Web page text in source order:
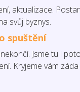
aktualizace.
svůj byznys.
spuštění
Jsme tu i
Kryjeme vám